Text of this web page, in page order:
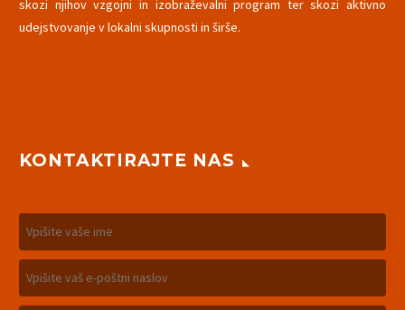
skozi njihov vzgojni in izobraževalni program ter skozi aktivno
udejstvovanje v lokalni skupnosti in širše.
KONTAKTIRAJTE NAS